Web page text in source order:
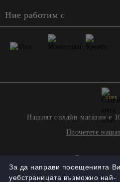
Ние работим с
GDPR
Нашият онлайн магазин е
Прочетете
За да направи посещенията
уебстраницата възможно най-